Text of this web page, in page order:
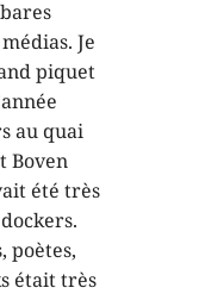
Je
piquet
au quai
Boven
été très
poètes,
était très